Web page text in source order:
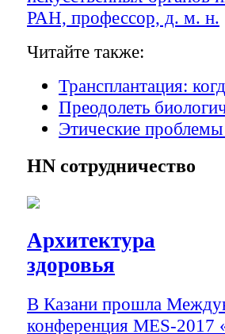
РАН, профессор, д. м. н.
Читайте также:
Трансплантация:
Преодолеть
Этические
HN сотрудничество
Архитектура
здоровья
В Казани прошла
конференция MES-